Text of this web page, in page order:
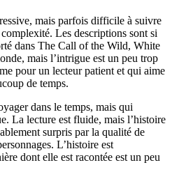
mais parfois difficile à suivre
Les descriptions sont si
dans The Call of the Wild, White
mais l’intrigue est un peu trop
pour un lecteur patient et qui aime
de temps.
dans le temps, mais qui
La lecture est fluide, mais l’histoire
surpris par la qualité de
L’histoire est
dont elle est racontée est un peu